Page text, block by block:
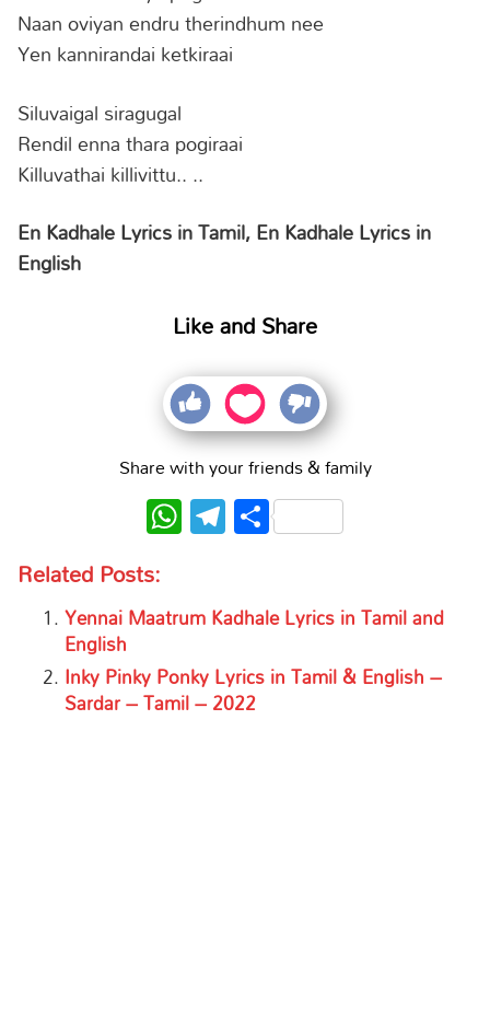
Naan oviyan endru therindhum nee
Yen kannirandai ketkiraai
Siluvaigal siragugal
Rendil enna thara pogiraai
Killuvathai killivittu.. ..
En Kadhale Lyrics in Tamil, En Kadhale Lyrics in
English
Like and Share
Share with your friends & family
WhatsApp
Telegram
Share
Related Posts:
Yennai Maatrum Kadhale Lyrics in Tamil and
English
Inky Pinky Ponky Lyrics in Tamil & English –
Sardar – Tamil – 2022